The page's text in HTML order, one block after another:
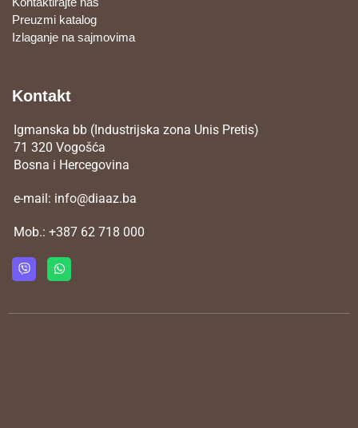
Preuzmi katalog
Izlaganje na sajmovima
Kontakt
Igmanska bb (Industrijska zona Unis Pretis)
71 320 Vogošća
Bosna i Hercegovina
e-mail: info@diaaz.ba
Mob.: +387 62 718 000